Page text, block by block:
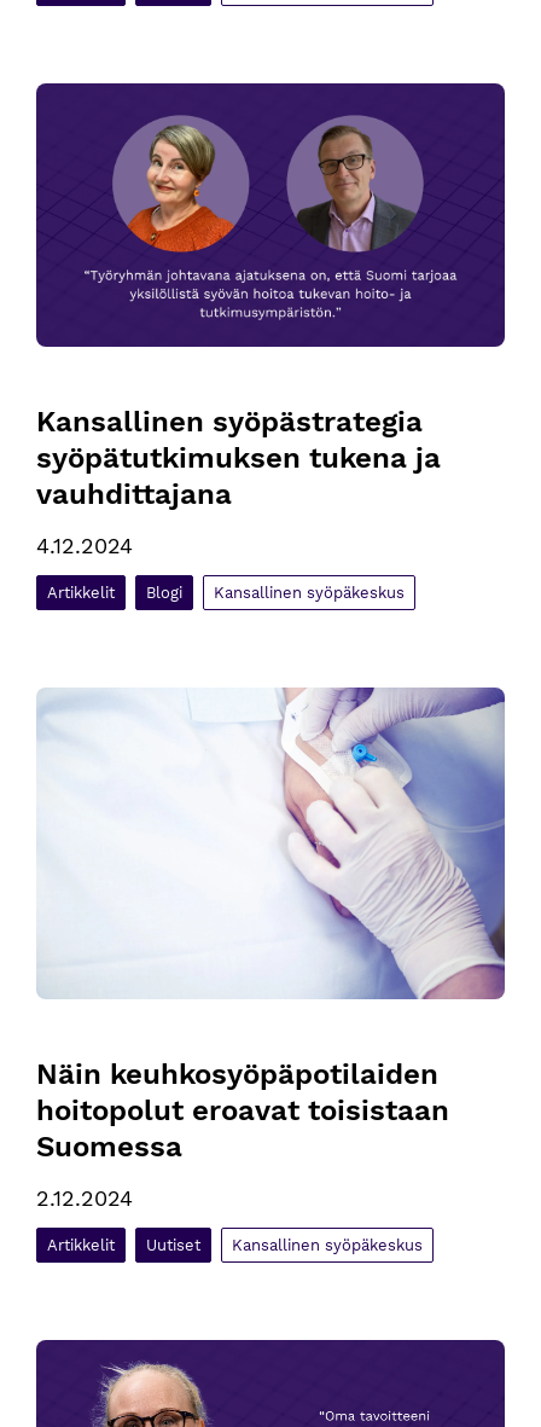
Kansallinen syöpästrategia syöpätutkimuksen tukena ja
Kansallinen syöpästrategia
syöpätutkimuksen tukena ja
vauhdittajana
4.12.2024
Artikkelit Blogi Kansallinen syöpäkeskus
Näin keuhkosyöpäpotilaiden hoitopolut eroavat toisistaan
Näin keuhkosyöpäpotilaiden
hoitopolut eroavat toisistaan
Suomessa
2.12.2024
Artikkelit Uutiset Kansallinen syöpäkeskus
Yhdenvertaisuus ja osallisuus syövän hoidossa –